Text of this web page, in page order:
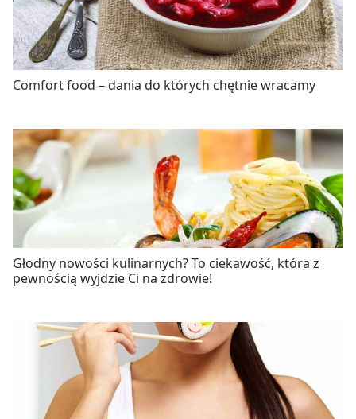
Comfort food – dania do których chętnie wracamy
Głodny nowości kulinarnych? To ciekawość, która z
pewnością wyjdzie Ci na zdrowie!